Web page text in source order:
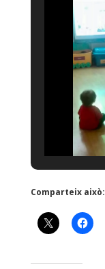
Comparteix això: